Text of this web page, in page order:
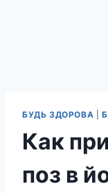
БУДЬ ЗДОРОВА
Как
поз в